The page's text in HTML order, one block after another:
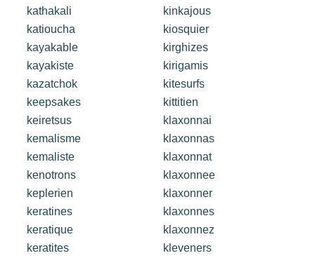
kathakali
katioucha
kayakable
kayakiste
kazatchok
keepsakes
keiretsus
kemalisme
kemaliste
kenotrons
keplerien
keratines
keratique
keratites
kinkajous
kiosquier
kirghizes
kirigamis
kitesurfs
kittitien
klaxonnai
klaxonnas
klaxonnat
klaxonnee
klaxonner
klaxonnes
klaxonnez
kleveners